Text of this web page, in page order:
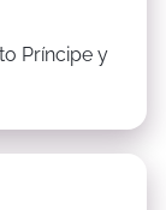
Príncipe y